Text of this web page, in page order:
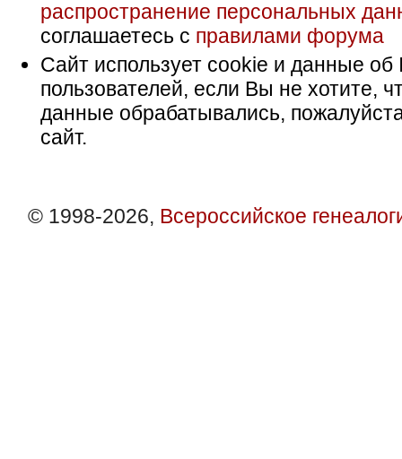
распространение персональных
соглашаетесь с правилами форума
Сайт использует cookie и данные об
пользователей, если Вы не хотите,
данные обрабатывались,
сайт.
© 1998-2026, Всероссийское